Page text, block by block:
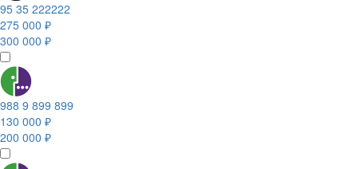
95 35 222222
275 000 ₽
300 000 ₽
988 9 899 899
130 000 ₽
200 000 ₽